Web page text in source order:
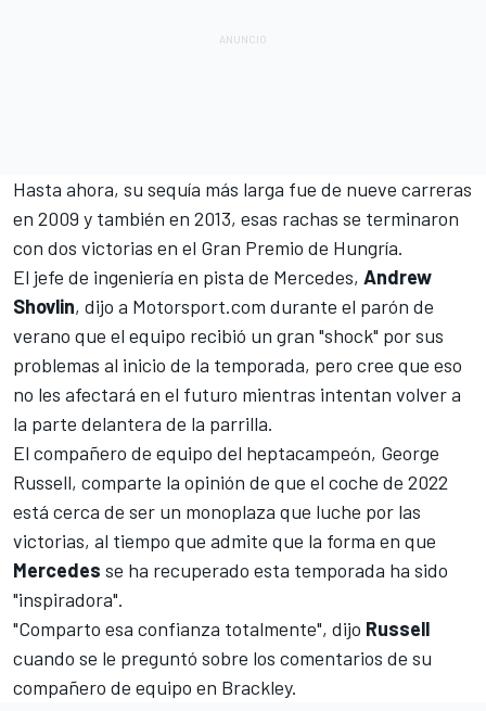
Hasta ahora, su sequía más larga fue de nueve carreras
en 2009 y también en 2013, esas rachas se terminaron
con dos victorias en el Gran Premio de Hungría.
El jefe de ingeniería en pista de Mercedes, Andrew
Shovlin, dijo a Motorsport.com durante el parón de
verano que el equipo recibió un gran "shock" por sus
problemas al inicio de la temporada, pero cree que eso
no les afectará en el futuro mientras intentan volver a
la parte delantera de la parrilla.
El compañero de equipo del heptacampeón, George
Russell, comparte la opinión de que el coche de 2022
está cerca de ser un monoplaza que luche por las
victorias, al tiempo que admite que la forma en que
Mercedes se ha recuperado esta temporada ha sido
"inspiradora".
"Comparto esa confianza totalmente", dijo Russell
cuando se le preguntó sobre los comentarios de su
compañero de equipo en Brackley.